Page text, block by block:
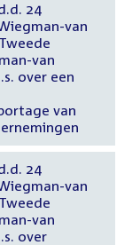
24
van
van
over een
van
24
van
van
over